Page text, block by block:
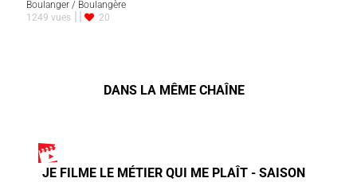
Boulanger / Boulangère
1249 vues
20
DANS LA MÊME CHAÎNE
JE FILME LE MÉTIER QUI ME PLAÎT - SAISON